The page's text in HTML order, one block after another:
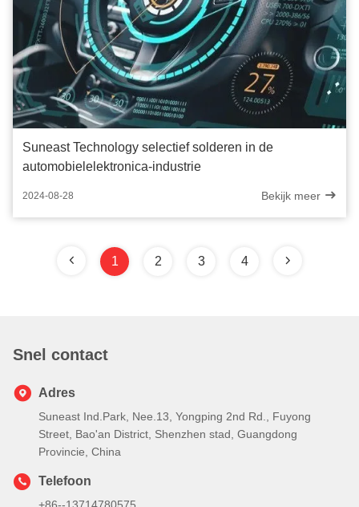
Suneast Technology selectief solderen in de
automobielelektronica-industrie
2024-08-28 Bekijk meer
1 2 3 4
Snel contact
Adres
Suneast Ind.Park, Nee.13, Yongping 2nd Rd., Fuyong
Street, Bao'an District, Shenzhen stad, Guangdong
Provincie, China
Telefoon